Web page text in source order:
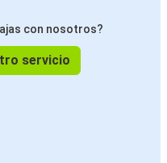
con nosotros?
servicio